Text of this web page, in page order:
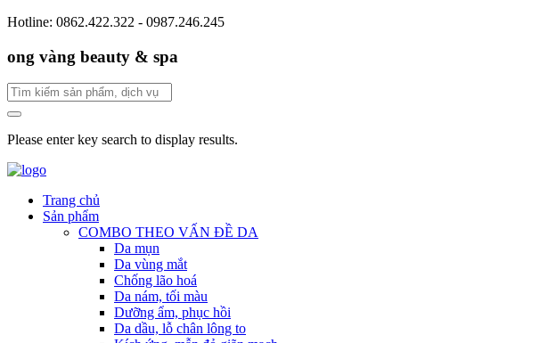
Hotline: 0862.422.322 - 0987.246.245
ong vàng beauty & spa
Please enter key search to display results.
Trang chủ
Sản phẩm
COMBO THEO VẤN ĐỀ DA
Da mụn
Da vùng mắt
Chống lão hoá
Da nám, tối màu
Dưỡng ẩm, phục hồi
Da dầu, lỗ chân lông to